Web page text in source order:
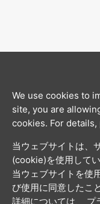
We use cookies to
site, you are
cookies. For
当ウェブサイトは、
(cookie)を使用してい
当ウェブサイトを使
び使用に同意したこ
詳細については、 プ